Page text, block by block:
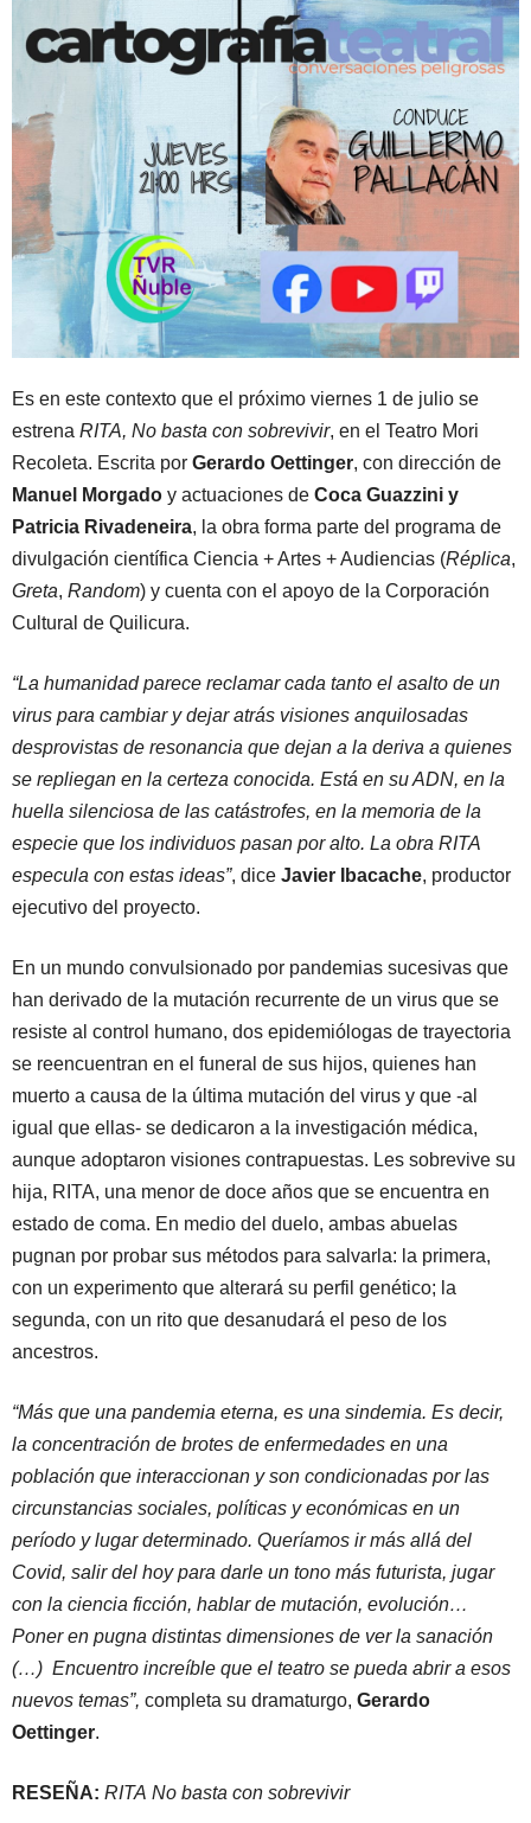
Es en este contexto que el próximo viernes 1 de julio se
estrena RITA, No basta con sobrevivir, en el Teatro Mori
Recoleta. Escrita por Gerardo Oettinger, con dirección de
Manuel Morgado y actuaciones de Coca Guazzini y
Patricia Rivadeneira, la obra forma parte del programa de
divulgación científica Ciencia + Artes + Audiencias (Réplica,
Greta, Random) y cuenta con el apoyo de la Corporación
Cultural de Quilicura.
“La humanidad parece reclamar cada tanto el asalto de un
virus para cambiar y dejar atrás visiones anquilosadas
desprovistas de resonancia que dejan a la deriva a quienes
se repliegan en la certeza conocida. Está en su ADN, en la
huella silenciosa de las catástrofes, en la memoria de la
especie que los individuos pasan por alto. La obra RITA
especula con estas ideas”, dice Javier Ibacache, productor
ejecutivo del proyecto.
En un mundo convulsionado por pandemias sucesivas que
han derivado de la mutación recurrente de un virus que se
resiste al control humano, dos epidemiólogas de trayectoria
se reencuentran en el funeral de sus hijos, quienes han
muerto a causa de la última mutación del virus y que -al
igual que ellas- se dedicaron a la investigación médica,
aunque adoptaron visiones contrapuestas. Les sobrevive su
hija, RITA, una menor de doce años que se encuentra en
estado de coma. En medio del duelo, ambas abuelas
pugnan por probar sus métodos para salvarla: la primera,
con un experimento que alterará su perfil genético; la
segunda, con un rito que desanudará el peso de los
ancestros.
“Más que una pandemia eterna, es una sindemia. Es decir,
la concentración de brotes de enfermedades en una
población que interaccionan y son condicionadas por las
circunstancias sociales, políticas y económicas en un
período y lugar determinado. Queríamos ir más allá del
Covid, salir del hoy para darle un tono más futurista, jugar
con la ciencia ficción, hablar de mutación, evolución…
Poner en pugna distintas dimensiones de ver la sanación
(…) Encuentro increíble que el teatro se pueda abrir a esos
nuevos temas”, completa su dramaturgo, Gerardo
Oettinger.
RESEÑA: RITA No basta con sobrevivir